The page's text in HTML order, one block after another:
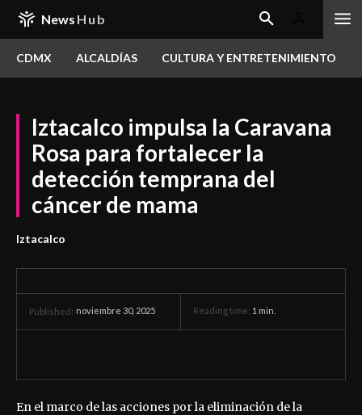
News Hub
CDMX ALCALDÍAS CULTURA Y ENTRETENIMIENTO
Iztacalco impulsa la Caravana
Rosa para fortalecer la
detección temprana del
cáncer de mama
Iztacalco
Published: noviembre 30, 2025 Reading time: 1 min.
En el marco de las acciones por la eliminación de la